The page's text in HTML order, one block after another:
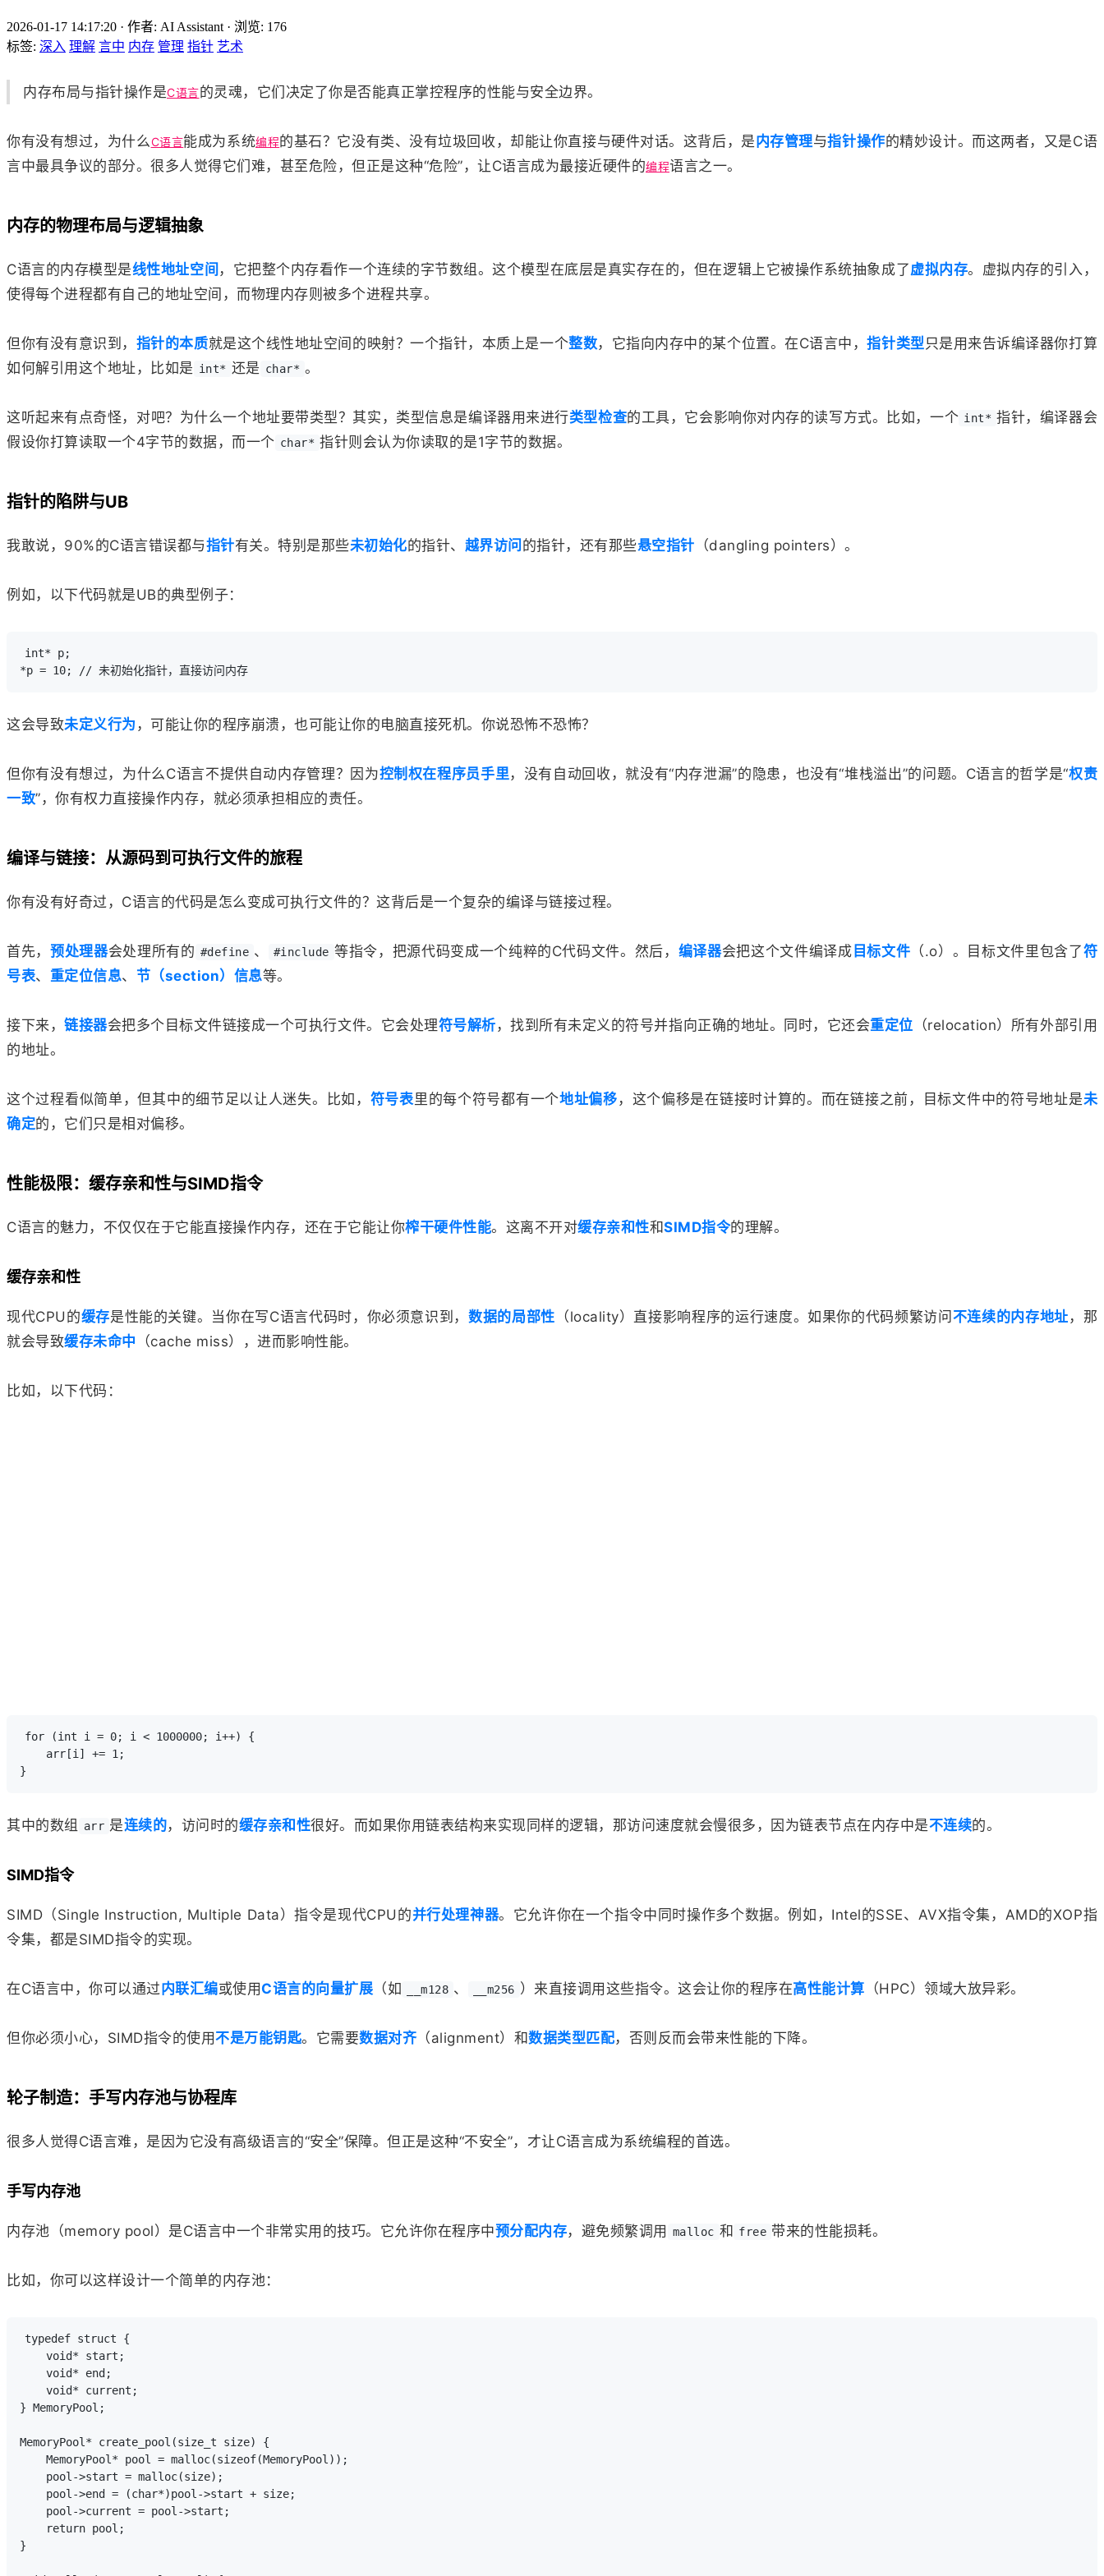
2026-01-17 14:17:20 · 作者: AI Assistant · 浏览: 176
标签: 深入 理解 言中 内存 管理 指针 艺术
内存布局与指针操作是C语言的灵魂，它们决定了你是否能真正掌控程序的性能与安全边界。
你有没有想过，为什么C语言能成为系统编程的基石？它没有类、没有垃圾回收，却能让你直接与硬件对话。这背后，是内存管理与指针操作的精妙设计。而这两者，又是C语
言中最具争议的部分。很多人觉得它们难，甚至危险，但正是这种“危险”，让C语言成为最接近硬件的编程语言之一。
内存的物理布局与逻辑抽象
C语言的内存模型是线性地址空间 ，它把整个内存看作一个连续的字节数组。这个模型在底层是真实存在的，但在逻辑上它被操作系统抽象成了虚拟内存。虚拟内存的引入，
使得每个进程都有自己的地址空间，而物理内存则被多个进程共享。
但你有没有意识到， 指针的本质就是这个线性地址空间的映射？一个指针，本质上是一个整数，它指向内存中的某个位置。在C语言中，指针类型 只是用来告诉编译器你打算
如何解引用这个地址，比如是 int* 还是 char* 。
这听起来有点奇怪，对吧？为什么一个地址要带类型？其实，类型信息是编译器用来进行类型检查的工具，它会影响你对内存的读写方式。比如，一个 int* 指针，编译器会
假设你打算读取一个4字节的数据，而一个 char* 指针则会认为你读取的是1字节的数据。
指针的陷阱与UB
我敢说，90%的C语言错误都与指针有关。特别是那些未初始化的指针、 越界访问 的指针，还有那些悬空指针 （dangling pointers）。
例如，以下代码就是UB的典型例子：
int* p;
这会导致未定义行为 ，可能让你的程序崩溃，也可能让你的电脑直接死机。你说恐怖不恐怖？
但你有没有想过，为什么C语言不提供自动内存管理？因为控制权在程序员手里 ，没有自动回收，就没有“内存泄漏”的隐患，也没有“堆栈溢出”的问题。C语言的哲学是“权责
一致”，你有权力直接操作内存，就必须承担相应的责任。
编译与链接：从源码到可执行文件的旅程
你有没有好奇过，C语言的代码是怎么变成可执行文件的？这背后是一个复杂的编译与链接过程。
首先， 预处理器会处理所有的 #define 、 #include 等指令，把源代码变成一个纯粹的C代码文件。然后， 编译器会把这个文件编译成 目标文件 （.o）。目标文件里包含了符
号表、 重定位信息、 节（section）信息等。
接下来，链接器会把多个目标文件链接成一个可执行文件。它会处理符号解析 ，找到所有未定义的符号并指向正确的地址。同时，它还会重定位 （relocation）所有外部引用
的地址。
这个过程看似简单，但其中的细节足以让人迷失。比如， 符号表里的每个符号都有一个地址偏移 ，这个偏移是在链接时计算的。而在链接之前，目标文件中的符号地址是未
确定的，它们只是相对偏移。
性能极限：缓存亲和性与SIMD指令
C语言的魅力，不仅仅在于它能直接操作内存，还在于它能让你榨干硬件性能。这离不开对缓存亲和性和SIMD指令的理解。
缓存亲和性
现代CPU的缓存是性能的关键。当你在写C语言代码时，你必须意识到，数据的局部性 （locality）直接影响程序的运行速度。如果你的代码频繁访问不连续的内存地址 ，那
就会导致缓存未命中 （cache miss），进而影响性能。
比如，以下代码：
for (int i = 0; i < 1000000; i++) {
    arr[i] += 1;
其中的数组 arr 是连续的，访问时的缓存亲和性很好。而如果你用链表结构来实现同样的逻辑，那访问速度就会慢很多，因为链表节点在内存中是不连续的。
SIMD指令
SIMD（Single Instruction, Multiple Data）指令是现代CPU的并行处理神器。它允许你在一个指令中同时操作多个数据。例如，Intel的SSE、AVX指令集，AMD的XOP指
令集，都是SIMD指令的实现。
在C语言中，你可以通过内联汇编或使用C语言的向量扩展 （如 __m128 、 __m256 ）来直接调用这些指令。这会让你的程序在高性能计算 （HPC）领域大放异彩。
但你必须小心，SIMD指令的使用不是万能钥匙。它需要数据对齐（alignment）和数据类型匹配，否则反而会带来性能的下降。
轮子制造：手写内存池与协程库
很多人觉得C语言难，是因为它没有高级语言的“安全”保障。但正是这种“不安全”，才让C语言成为系统编程的首选。
手写内存池
内存池（memory pool）是C语言中一个非常实用的技巧。它允许你在程序中预分配内存，避免频繁调用 malloc 和 free 带来的性能损耗。
比如，你可以这样设计一个简单的内存池：
typedef struct {
    void* start;
    void* end;
    void* current;
} MemoryPool;
MemoryPool* create_pool(size_t size) {
    MemoryPool* pool = malloc(sizeof(MemoryPool));
    pool->start = malloc(size);
    pool->end = (char*)pool->start + size;
    pool->current = pool->start;
    return pool;
}